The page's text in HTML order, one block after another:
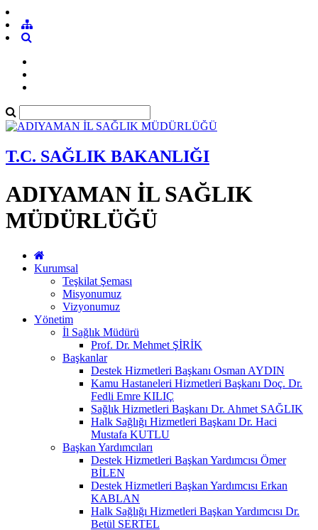
T.C. SAĞLIK BAKANLIĞI
ADIYAMAN İL SAĞLIK
MÜDÜRLÜĞÜ
Kurumsal
Teşkilat Şeması
Misyonumuz
Vizyonumuz
Yönetim
İl Sağlık Müdürü
Prof. Dr. Mehmet ŞİRİK
Başkanlar
Destek Hizmetleri Başkanı Osman AYDIN
Kamu Hastaneleri Hizmetleri Başkanı Doç. Dr.
Fedli Emre KILIÇ
Sağlık Hizmetleri Başkanı Dr. Ahmet SAĞLIK
Halk Sağlığı Hizmetleri Başkanı Dr. Haci
Mustafa KUTLU
Başkan Yardımcıları
Destek Hizmetleri Başkan Yardımcısı Ömer
BİLEN
Destek Hizmetleri Başkan Yardımcısı Erkan
KABLAN
Halk Sağlığı Hizmetleri Başkan Yardımcısı Dr.
Betül SERTEL